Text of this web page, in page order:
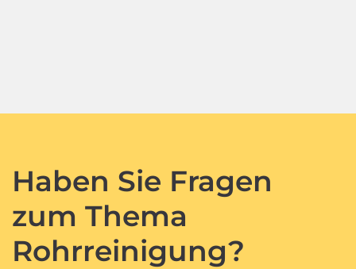
Haben Sie Fragen
zum Thema
Rohrreinigung?